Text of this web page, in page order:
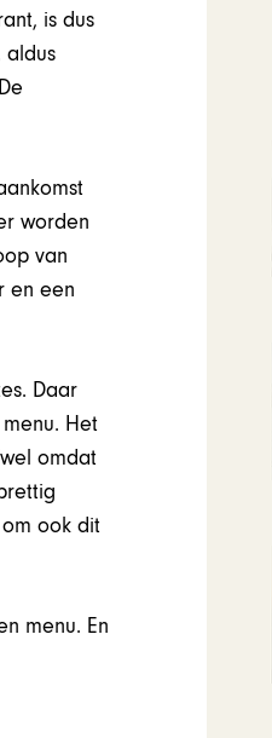
is dus
aldus
worden
van
en een
Daar
Het
omdat
ook dit
menu. En